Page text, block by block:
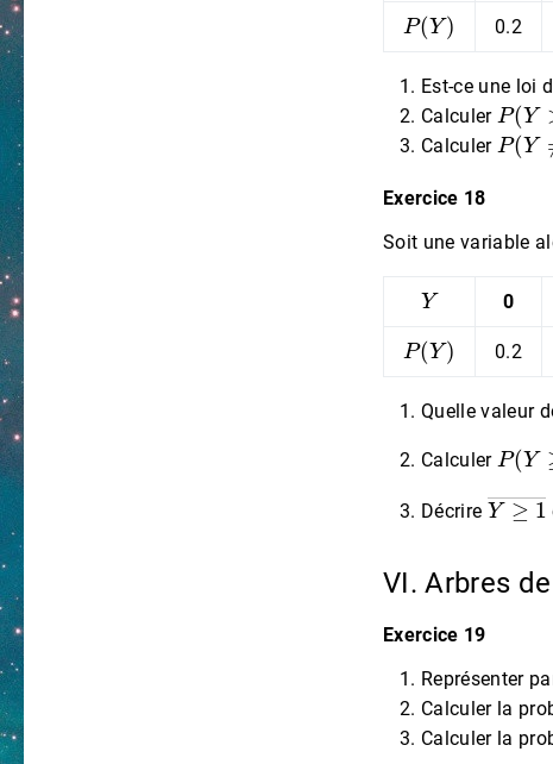
P(Y)
0.2
Est-ce une loi
Calculer
P(Y>
Calculer
P(Y≠
Exercice 18
Soit une variable
Y
0
P(Y)
0.2
Quelle valeur
Calculer
P(Y≥ 1
Décrire
Y≥1―
VI. Arbres
Exercice 19
Représenter
Calculer la
Calculer la